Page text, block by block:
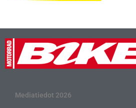
Mediatiedot 2026